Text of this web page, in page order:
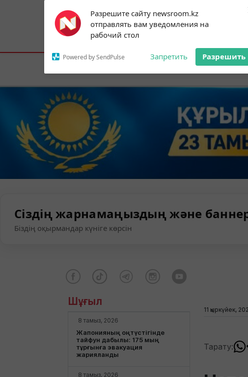
Разрешите сайту newsroom.kz
отправлять вам уведомления на
рабочий стол
Powered by SendPulse Запретить Разрешить
Subscribe to our
notifications!
To enable permission prompts, click on
the notification icon
Астана:32°C Алматы:35°C Шымкент:
Елорда
Сіздің жарнамаңыздың және
Біздің оқырмандар күніге көрсін
Шұғыл
8 тамыз, 2026
Жапонияның оңтүстігінде
тайфун дабылы: 175 мың
тұрғынға эвакуация
жарияланды
8 тамыз, 2026
11 қыркүйек,
Тарату: